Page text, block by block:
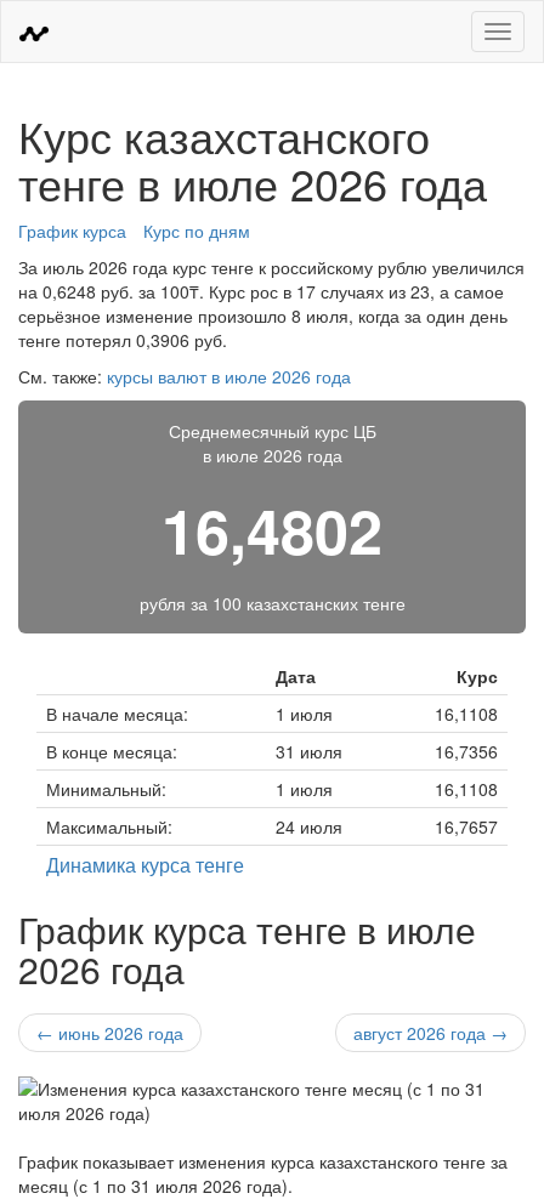
Меню
Курс казахстанского
тенге в июле 2026 года
График курса
Курс по дням
За июль 2026 года курс тенге к российскому рублю увеличился
на 0,6248 руб. за 100₸. Курс рос в 17 случаях из 23, а самое
серьёзное изменение произошло 8 июля, когда за один день
тенге потерял 0,3906 руб.
См. также: курсы валют в июле 2026 года
Среднемесячный курс ЦБ
в июле 2026 года
16,4802
рубля за 100 казахстанских тенге
Дата
Курс
В начале месяца:
1 июля
16,1108
В конце месяца:
31 июля
16,7356
Минимальный:
1 июля
16,1108
Максимальный:
24 июля 16,7657
Динамика курса тенге
График курса тенге в июле
2026 года
← июнь 2026 года август 2026 года →
График показывает изменения курса казахстанского тенге за
месяц (с 1 по 31 июля 2026 года).